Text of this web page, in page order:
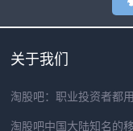
关于我们
淘股吧：职业投资者都
淘股吧中国大陆知名的